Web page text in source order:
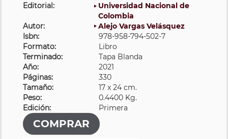
Editorial:
Universidad Nacional de
Colombia
Autor:
Alejo Vargas Velásquez
Isbn:
978-958-794-502-7
Formato:
Libro
Terminado:
Tapa Blanda
Año:
2021
Páginas:
330
Tamaño:
17 x 24 cm.
Peso:
0.4400 Kg.
Edición:
Primera